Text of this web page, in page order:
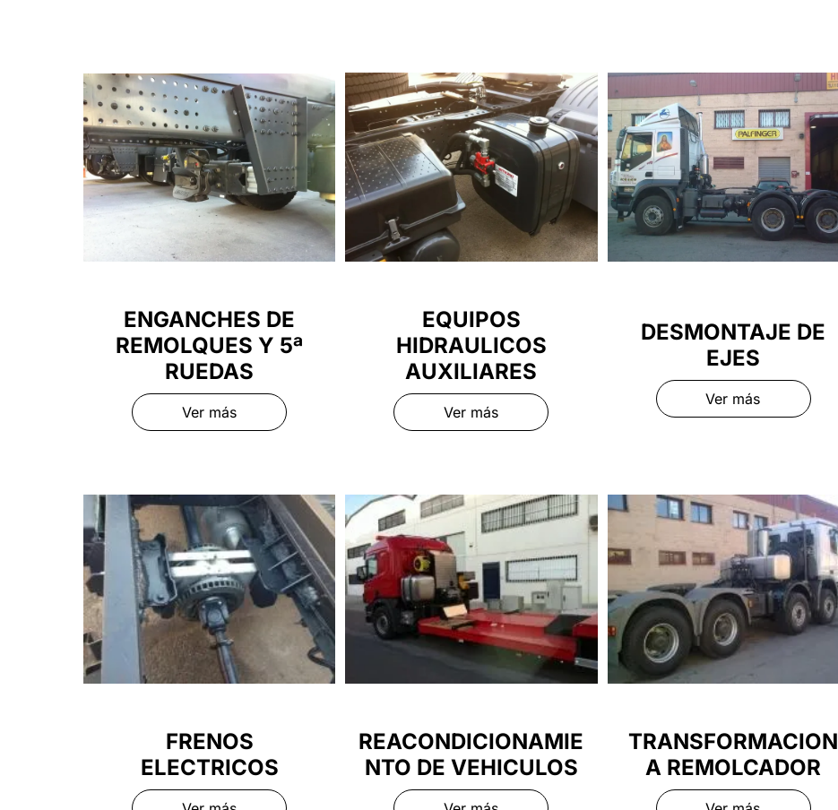
ENGANCHES DE
REMOLQUES Y 5ª
RUEDAS
Ver más
EQUIPOS
HIDRAULICOS
AUXILIARES
Ver más
DESMONTAJE DE
EJES
Ver más
FRENOS
ELECTRICOS
REACONDICIONAMIE
NTO DE VEHICULOS
TRANSFORMACION
A REMOLCADOR